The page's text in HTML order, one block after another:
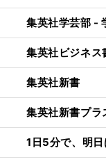
集英社学芸部 -
集英社ビジネス
集英社新書
集英社新書プラ
1日5分で、明